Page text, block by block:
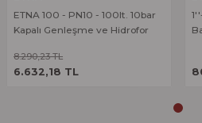
Ürün bilgilerinde hatalar
Ürün fiyatı diğer sitelerden
Bu ürüne benzer farklı
ETNA 100 - PN10 - 100lt. 10bar
Kapalı Genleşme ve Hidrofor
8.290,23 TL
6.632,18 TL
ÜRÜNÜ İNCELE